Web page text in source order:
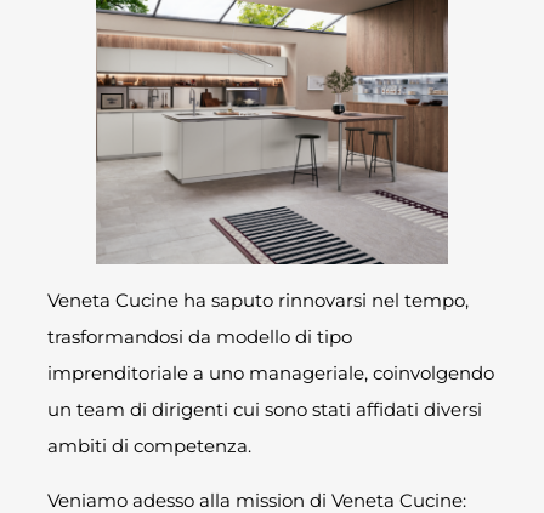
Veneta Cucine ha saputo rinnovarsi nel tempo,
trasformandosi da modello di tipo
imprenditoriale a uno manageriale, coinvolgendo
un team di dirigenti cui sono stati affidati diversi
ambiti di competenza.
Veniamo adesso alla mission di Veneta Cucine: